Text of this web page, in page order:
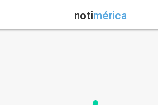
notimérica